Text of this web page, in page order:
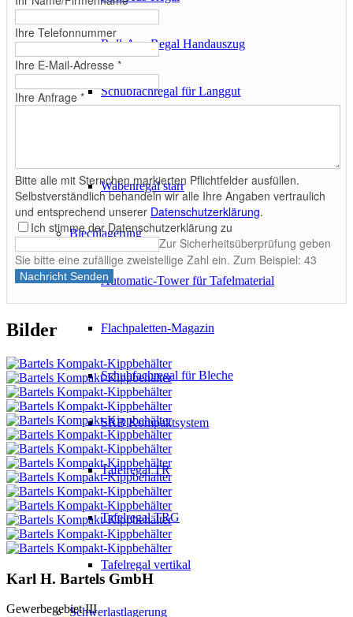
Roll-Aus-Regal Handauszug
Schubfachregal für Langgut
Wabenregal starr
Blechlagerung
Automatic-Tower für Tafelmaterial
Flachpaletten-Magazin
Schubfachregal für Bleche
SRB Kompaktsystem
Tafelregal TR
Tafelregal TRG
Tafelregal vertikal
Schwerlastlagerung
Ihre Telefonnummer
Ihre E-Mail-Adresse *
Ihre Anfrage *
Bitte alle mit Sternchen markierten Pflichtfelder ausfüllen.
Selbstverständlich behandeln wir alle Ihre Angaben vertraulich
und entsprechend unserer Datenschutzerklärung.
Ich stimme der Datenschutzerklärung zu
Zur Sicherheitsüberprüfung geben
Sie bitte eine zufällige zweistellige Zahl ein. Zum Beispiel: 43
Nachricht Senden
Bilder
Karl H. Bartels GmbH
Gewerbegebiet III